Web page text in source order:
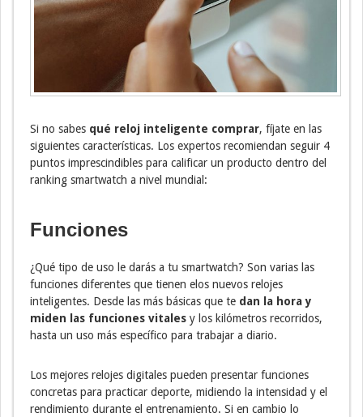
Si no sabes qué reloj inteligente comprar, fíjate en las
siguientes características. Los expertos recomiendan seguir 4
puntos imprescindibles para calificar un producto dentro del
ranking smartwatch a nivel mundial:
Funciones
¿Qué tipo de uso le darás a tu smartwatch? Son varias las
funciones diferentes que tienen elos nuevos relojes
inteligentes. Desde las más básicas que te dan la hora y
miden las funciones vitales y los kilómetros recorridos,
hasta un uso más específico para trabajar a diario.
Los mejores relojes digitales pueden presentar funciones
concretas para practicar deporte, midiendo la intensidad y el
rendimiento durante el entrenamiento. Si en cambio lo